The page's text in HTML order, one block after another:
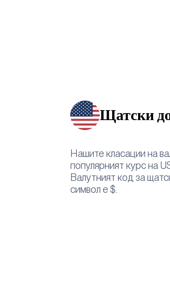
Щатски
Нашите класации на
популярният курс на
Валутният код за
символ е $.